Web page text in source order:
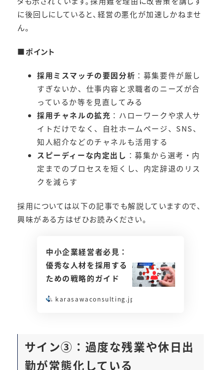
に後回しにしていると、経営の悪化が加速しかねませ
ん。
■ポイント
採用ミスマッチの要因分析 ：募集要件が厳し
すぎないか、仕事内容と求職者のニーズが合
っているか等を見直してみる
採用チャネルの拡充 ：ハローワークや求人サ
イトだけでなく、自社ホームページ、SNS、
知人紹介などのチャネルも活用する
スピーディーな内定出し ：募集から選考・内
定までのプロセスを短くし、内定辞退のリス
クを減らす
採用については以下の記事でも解説していますので、
興味がある方はぜひお読みください。
中小企業経営者必見：
優秀な人材を採用する
ための戦略的ガイド
karasawaconsulting.jp
サイン③： 過度な残業や休日出
勤が常態化している